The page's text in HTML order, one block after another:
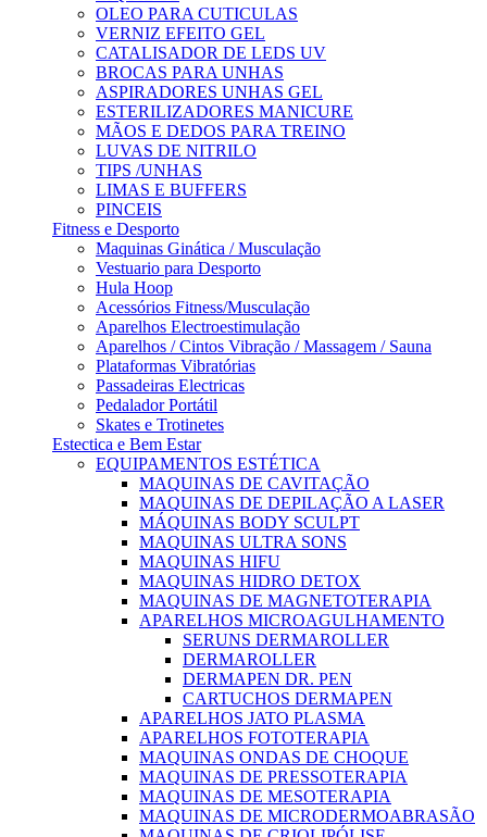
OLEO PARA CUTICULAS
VERNIZ EFEITO GEL
CATALISADOR DE LEDS UV
BROCAS PARA UNHAS
ASPIRADORES UNHAS GEL
ESTERILIZADORES MANICURE
MÃOS E DEDOS PARA TREINO
LUVAS DE NITRILO
TIPS /UNHAS
LIMAS E BUFFERS
PINCEIS
Fitness e Desporto
Maquinas Ginática / Musculação
Vestuario para Desporto
Hula Hoop
Acessórios Fitness/Musculação
Aparelhos Electroestimulação
Aparelhos / Cintos Vibração / Massagem / Sauna
Plataformas Vibratórias
Passadeiras Electricas
Pedalador Portátil
Skates e Trotinetes
Estectica e Bem Estar
EQUIPAMENTOS ESTÉTICA
MAQUINAS DE CAVITAÇÃO
MAQUINAS DE DEPILAÇÃO A LASER
MÁQUINAS BODY SCULPT
MAQUINAS ULTRA SONS
MAQUINAS HIFU
MAQUINAS HIDRO DETOX
MAQUINAS DE MAGNETOTERAPIA
APARELHOS MICROAGULHAMENTO
SERUNS DERMAROLLER
DERMAROLLER
DERMAPEN DR. PEN
CARTUCHOS DERMAPEN
APARELHOS JATO PLASMA
APARELHOS FOTOTERAPIA
MAQUINAS ONDAS DE CHOQUE
MAQUINAS DE PRESSOTERAPIA
MAQUINAS DE MESOTERAPIA
MAQUINAS DE MICRODERMOABRASÃO